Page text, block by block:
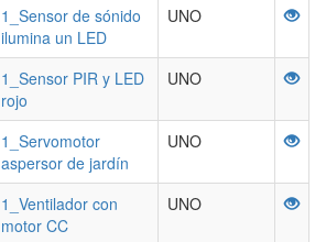
1_Sensor de sónido
ilumina un LED
UNO
1_Sensor PIR y LED
rojo
UNO
1_Servomotor
aspersor de jardín
UNO
1_Ventilador con
motor CC
UNO